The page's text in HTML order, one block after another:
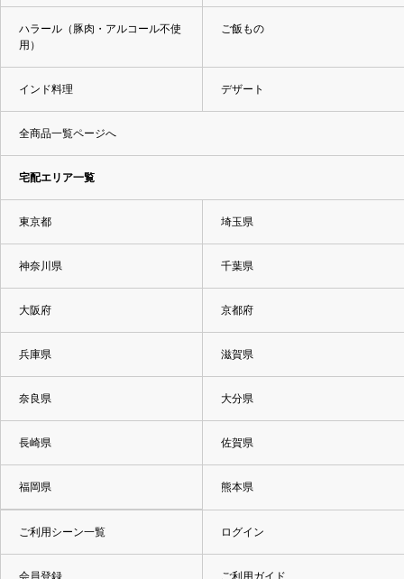
ハラール（豚肉・アルコール不使
用）
ご飯もの
インド料理 デザート
全商品一覧ページへ
宅配エリア一覧
東京都 埼玉県
神奈川県 千葉県
大阪府 京都府
兵庫県 滋賀県
奈良県 大分県
長崎県 佐賀県
福岡県 熊本県
ご利用シーン一覧 ログイン